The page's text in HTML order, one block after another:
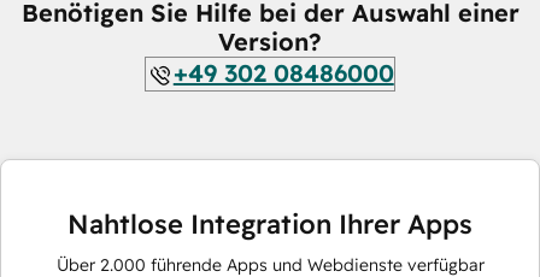
Benötigen Sie Hilfe bei der Auswahl einer
Version?
+49 302 08486000
Nahtlose Integration Ihrer Apps
Über 2.000 führende Apps und Webdienste verfügbar